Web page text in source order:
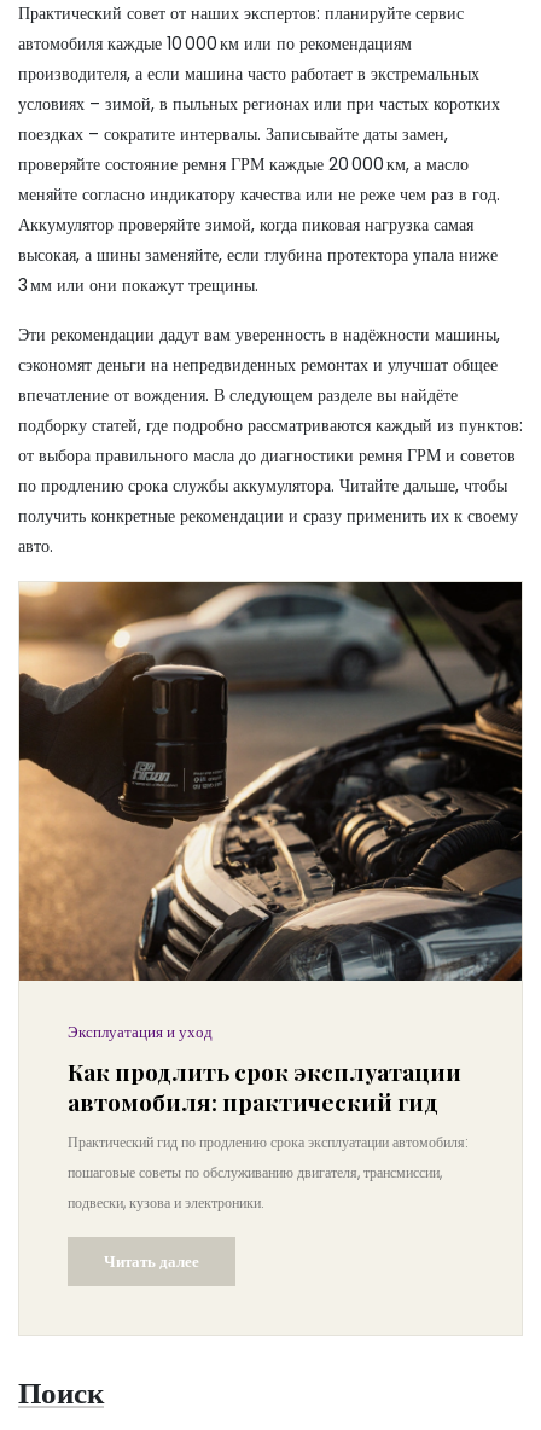
Практический совет от наших экспертов: планируйте сервис
автомобиля каждые 10 000 км или по рекомендациям
производителя, а если машина часто работает в экстремальных
условиях – зимой, в пыльных регионах или при частых коротких
поездках – сократите интервалы. Записывайте даты замен,
проверяйте состояние ремня ГРМ каждые 20 000 км, а масло
меняйте согласно индикатору качества или не реже чем раз в год.
Аккумулятор проверяйте зимой, когда пиковая нагрузка самая
высокая, а шины заменяйте, если глубина протектора упала ниже
3 мм или они покажут трещины.
Эти рекомендации дадут вам уверенность в надёжности машины,
сэкономят деньги на непредвиденных ремонтах и улучшат общее
впечатление от вождения. В следующем разделе вы найдёте
подборку статей, где подробно рассматриваются каждый из пунктов:
от выбора правильного масла до диагностики ремня ГРМ и советов
по продлению срока службы аккумулятора. Читайте дальше, чтобы
получить конкретные рекомендации и сразу применить их к своему
авто.
Эксплуатация и уход
Как продлить срок эксплуатации
автомобиля: практический гид
Практический гид по продлению срока эксплуатации автомобиля:
пошаговые советы по обслуживанию двигателя, трансмиссии,
подвески, кузова и электроники.
Читать далее
Поиск